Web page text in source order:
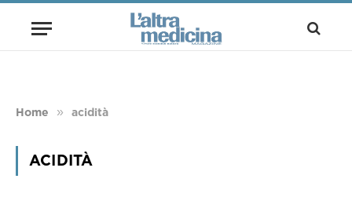
Home » acidità
ACIDITÀ